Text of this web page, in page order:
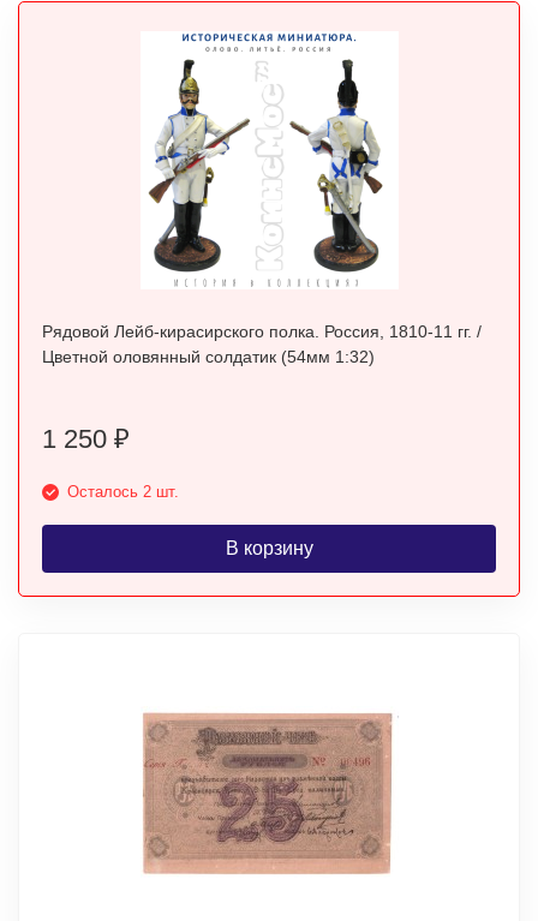
Рядовой Лейб-кирасирского полка. Россия, 1810-11 гг. /
Цветной оловянный солдатик (54мм 1:32)
1 250 ₽
Осталось 2 шт.
В корзину